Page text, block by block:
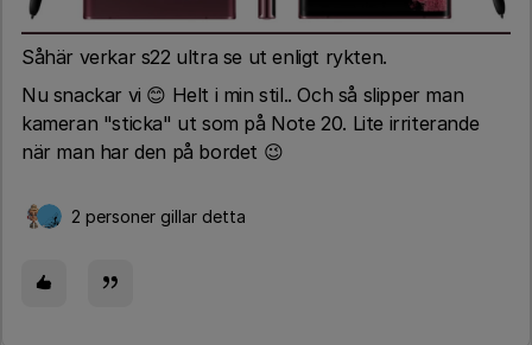
Såhär verkar s22 ultra se ut enligt rykten.
Nu snackar vi 😊 Helt i min stil.. Och så slipper man
kameran "sticka" ut som på Note 20. Lite irriterande
när man har den på bordet 😉
2 personer gillar detta